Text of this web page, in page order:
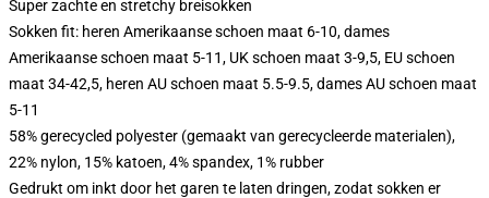
Super zachte en stretchy breisokken
Sokken fit: heren Amerikaanse schoen maat 6-10, dames
Amerikaanse schoen maat 5-11, UK schoen maat 3-9,5, EU schoen
maat 34-42,5, heren AU schoen maat 5.5-9.5, dames AU schoen maat
5-11
58% gerecycled polyester (gemaakt van gerecycleerde materialen),
22% nylon, 15% katoen, 4% spandex, 1% rubber
Gedrukt om inkt door het garen te laten dringen, zodat sokken er